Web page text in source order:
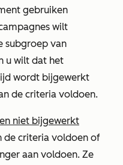
gebruiken
wilt
subgroep van
u wilt dat het
wordt bijgewerkt
de criteria voldoen.
niet bijgewerkt
de criteria voldoen of
aan voldoen. Ze